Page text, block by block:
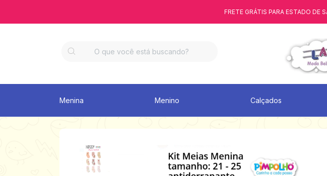
FRETE GRÁTIS PARA ESTADO DE
Menina Menino Calçados